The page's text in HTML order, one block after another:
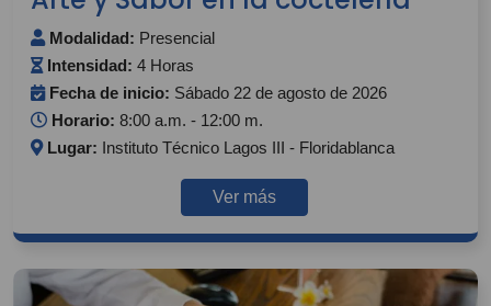
Modalidad: Presencial
Intensidad: 4 Horas
Fecha de inicio: Sábado 22 de agosto de 2026
Horario: 8:00 a.m. - 12:00 m.
Lugar: Instituto Técnico Lagos III - Floridablanca
Ver más